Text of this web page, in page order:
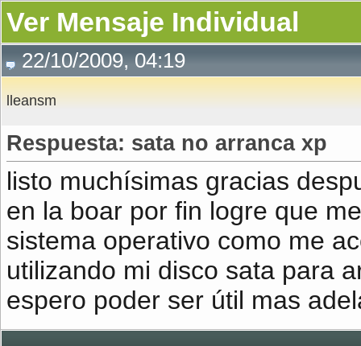
Ver Mensaje Individual
22/10/2009, 04:19
lleansm
Respuesta: sata no arranca xp
listo muchísimas gracias
en la boar por fin logre que
sistema operativo como me
utilizando mi disco sata para
espero poder ser útil mas